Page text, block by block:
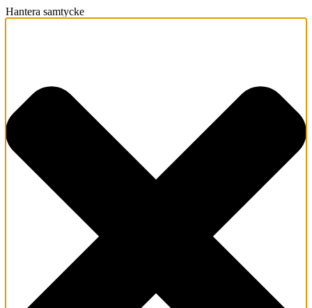
Hantera samtycke